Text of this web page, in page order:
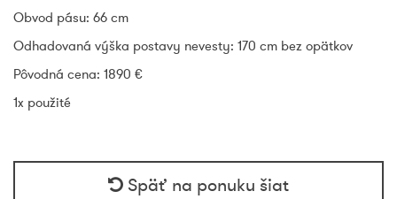
Obvod pásu: 66 cm
Odhadovaná výška postavy nevesty: 170 cm bez opätkov
Pôvodná cena: 1890 €
1x použité
Späť na ponuku šiat